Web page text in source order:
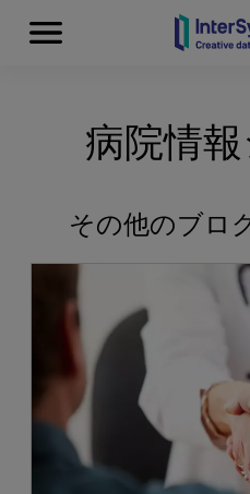
Skip to content
Menu
病院情
その他のブロ